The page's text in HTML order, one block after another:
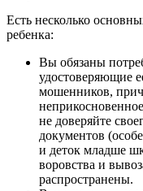
Есть несколько
ребенка:
Вы обязаны
удостоверяющие
мошенников,
не доверяйте
документов
и деток младше
воровства и
распространены.